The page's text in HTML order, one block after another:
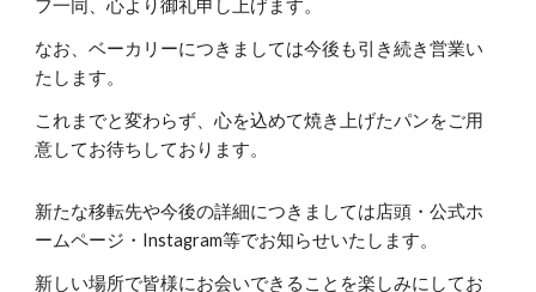
フ一同、心より御礼申し上げます。
なお、ベーカリーにつきましては今後も引き続き営業い
たします。
これまでと変わらず、心を込めて焼き上げたパンをご用
意してお待ちしております。
新たな移転先や今後の詳細につきましては店頭・公式ホ
ームページ・Instagram等でお知らせいたします。
新しい場所で皆様にお会いできることを楽しみにしてお